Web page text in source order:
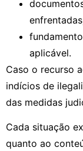
aplicável.
Caso o recurso
indícios de
das medidas
Cada situação
quanto ao